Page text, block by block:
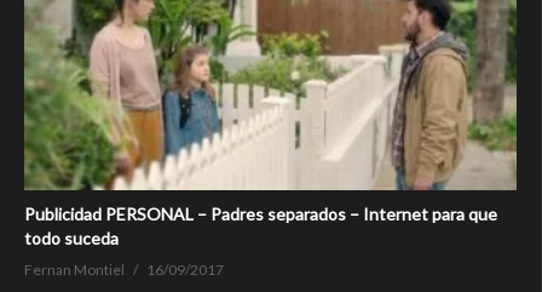
Publicidad PERSONAL – Padres separados – Internet para que
todo suceda
Fernan Montiel 16/09/2017